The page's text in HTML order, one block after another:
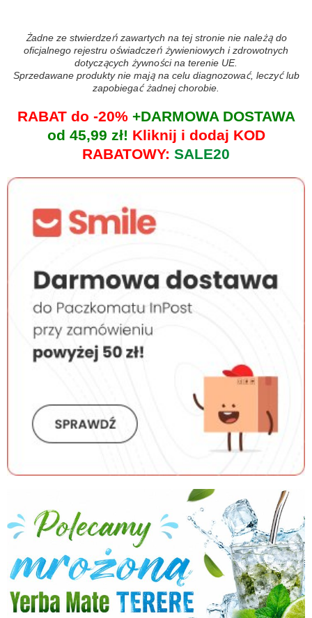
Żadne ze stwierdzeń zawartych na tej stronie nie należą do
oficjalnego rejestru oświadczeń żywieniowych i zdrowotnych
dotyczących żywności na terenie UE.
Sprzedawane produkty nie mają na celu diagnozować, leczyć lub
zapobiegać żadnej chorobie.
RABAT do -20%+DARMOWA DOSTAWA
od 45,99 zł! Kliknij i dodaj KOD
RABATOWY: SALE20